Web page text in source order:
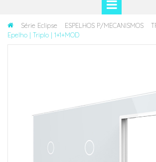
Série Eclipse ESPELHOS P/MECANISMOS
Epelho | Triplo | 1+1+MOD